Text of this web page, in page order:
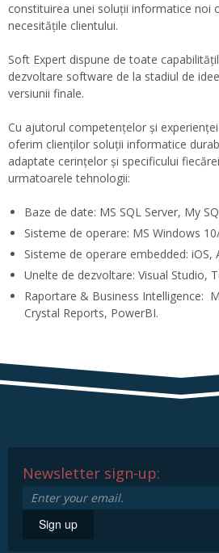
constituirea unei soluţii informatice noi
necesităţile clientului.
Soft Expert dispune de toate
dezvoltare software de la stadiul de
versiunii finale.
Cu ajutorul competenţelor şi
oferim clienţilor soluţii informatice
adaptate cerinţelor şi specificului
urmatoarele tehnologii:
Baze de date: MS SQL Server, My
Sisteme de operare: MS Windows
Sisteme de operare embedded: iOS,
Unelte de dezvoltare: Visual Studio,
Raportare & Business Intelligence:
Crystal Reports, PowerBI.
Newsletter sign-up:
Sign up